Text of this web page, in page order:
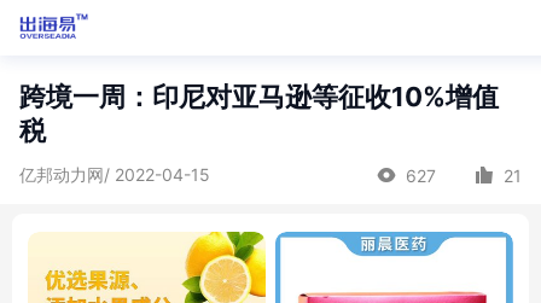
跨境一周：印尼对亚马逊等征收10%增值
税
亿邦动力网/ 2022-04-15 627 21